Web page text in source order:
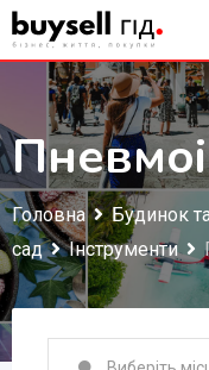
Перейти
до
змісту
Головна
Будинок
сад
Інструменти